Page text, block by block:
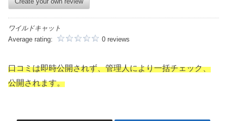
ワイルドキャット
Average rating:
0 reviews
口コミは即時公開されず、管理人により一括チェック、
公開されます。